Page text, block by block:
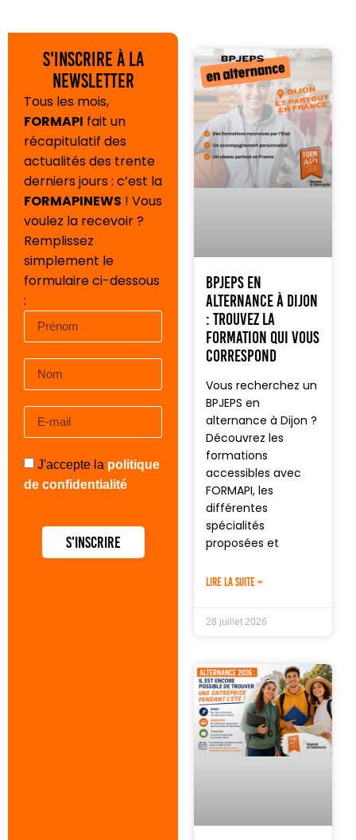
S'inscrire à la
newsletter
Tous les mois,
FORMAPI fait un
récapitulatif des
actualités des trente
derniers jours : c’est la
FORMAPINEWS ! Vous
voulez la recevoir ?
Remplissez
simplement le
formulaire ci-dessous
:
J'accepte la politique
de confidentialité
S'inscrire
BPJEPS en
alternance à Dijon
: trouvez la
formation qui vous
correspond
Vous recherchez un
BPJEPS en
alternance à Dijon ?
Découvrez les
formations
accessibles avec
FORMAPI, les
différentes
spécialités
proposées et
LIRE LA SUITE »
28 juillet 2026